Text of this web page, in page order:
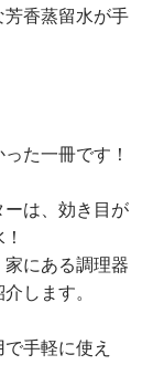
芳香蒸留水が手
た一冊です！
ーは、効き目が
にある調理器
します。
手軽に使え